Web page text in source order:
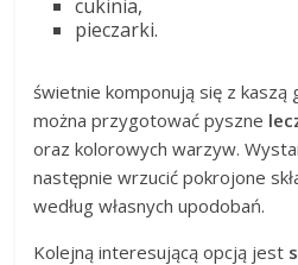
cukinia,
pieczarki.
świetnie komponują się z kaszą
można przygotować pyszne
oraz kolorowych warzyw.
następnie wrzucić pokrojone
według własnych upodobań.
Kolejną interesującą opcją jest